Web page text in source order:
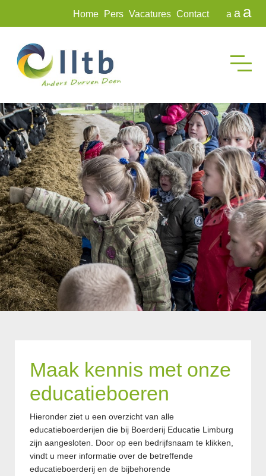
Home Pers Vacatures Contact a a a
Maak kennis met onze
educatieboeren
Hieronder ziet u een overzicht van alle
educatieboerderijen die bij Boerderij Educatie Limburg
zijn aangesloten. Door op een bedrijfsnaam te klikken,
vindt u meer informatie over de betreffende
educatieboerderij en de bijbehorende